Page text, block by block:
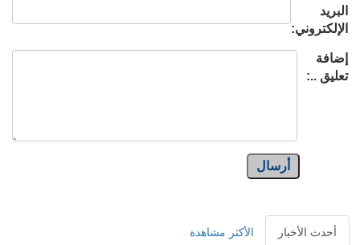
البريد
الإلكتروني:
إضافة
تعليق ..:
أرسال
أحدث الأخبار الأكثر مشاهدة